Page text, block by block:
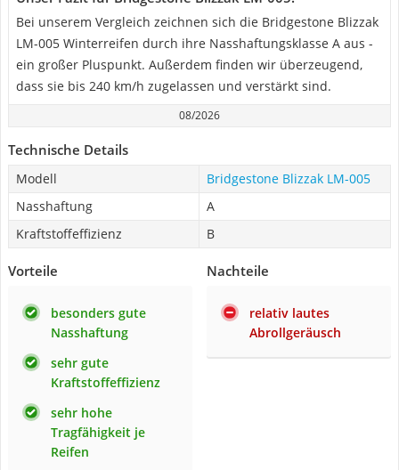
Bei unserem Vergleich zeichnen sich die Bridgestone Blizzak
LM-005 Winterreifen durch ihre Nasshaftungsklasse A aus -
ein großer Pluspunkt. Außerdem finden wir überzeugend,
dass sie bis 240 km/h zugelassen und verstärkt sind.
08/2026
Technische Details
Modell
Bridgestone Blizzak LM-005
Nasshaftung
A
Kraftstoffeffizienz
B
Vorteile
besonders gute
Nasshaftung
sehr gute
Kraftstoffeffizienz
sehr hohe
Tragfähigkeit je
Reifen
Nachteile
relativ lautes
Abrollgeräusch